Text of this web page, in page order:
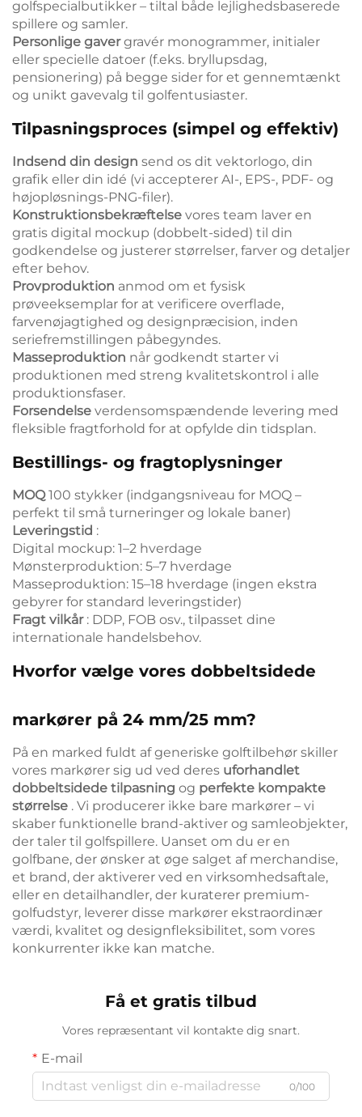
golfspecialbutikker – tiltal både lejlighedsbaserede
spillere og samler.
Personlige gavergravér monogrammer, initialer
eller specielle datoer (f.eks. bryllupsdag,
pensionering) på begge sider for et gennemtænkt
og unikt gavevalg til golfentusiaster.
Tilpasningsproces (simpel og effektiv)
Indsend din design send os dit vektorlogo, din
grafik eller din idé (vi accepterer AI-, EPS-, PDF- og
højopløsnings-PNG-filer).
Konstruktionsbekræftelse vores team laver en
gratis digital mockup (dobbelt-sided) til din
godkendelse og justerer størrelser, farver og detaljer
efter behov.
Provproduktion anmod om et fysisk
prøveeksemplar for at verificere overflade,
farvenøjagtighed og designpræcision, inden
seriefremstillingen påbegyndes.
Masseproduktion når godkendt starter vi
produktionen med streng kvalitetskontrol i alle
produktionsfaser.
Forsendelse verdensomspændende levering med
fleksible fragtforhold for at opfylde din tidsplan.
Bestillings- og fragtoplysninger
MOQ100 stykker (indgangsniveau for MOQ –
perfekt til små turneringer og lokale baner)
Leveringstid :
Digital mockup: 1–2 hverdage
Mønsterproduktion: 5–7 hverdage
Masseproduktion: 15–18 hverdage (ingen ekstra
gebyrer for standard leveringstider)
Fragt vilkår : DDP, FOB osv., tilpasset dine
internationale handelsbehov.
Hvorfor vælge vores dobbeltsidede
markører på 24 mm/25 mm?
På en marked fuldt af generiske golftilbehør skiller
vores markører sig ud ved deres uforhandlet
dobbeltsidede tilpasning og perfekte kompakte
størrelse . Vi producerer ikke bare markører – vi
skaber funktionelle brand-aktiver og samleobjekter,
der taler til golfspillere. Uanset om du er en
golfbane, der ønsker at øge salget af merchandise,
et brand, der aktiverer ved en virksomhedsaftale,
eller en detailhandler, der kuraterer premium-
golfudstyr, leverer disse markører ekstraordinær
værdi, kvalitet og designfleksibilitet, som vores
konkurrenter ikke kan matche.
Få et gratis tilbud
Vores repræsentant vil kontakte dig snart.
E-mail
0/100